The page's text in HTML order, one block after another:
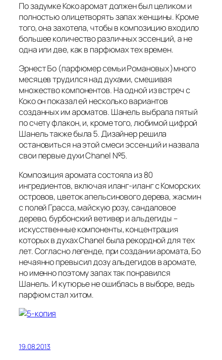
По задумке Коко аромат должен был целиком и
полностью олицетворять запах женщины. Кроме
того, она захотела, чтобы в композицию входило
большее количество различных эссенций, а не
одна или две, как в парфюмах тех времен.
Эрнест Бо (парфюмер семьи Романовых )много
месяцев трудился над духами, смешивая
множество компонентов. На одной из встреч с
Коко он показал ей несколько вариантов
созданных им ароматов. Шанель выбрала пятый
по счету флакон, и, кроме того, любимой цифрой
Шанель также была 5. Дизайнер решила
остановиться на этой смеси эссенций и назвала
свои первые духи Chanel №5.
Композиция аромата состояла из 80
ингредиентов, включая иланг-иланг с Коморских
островов, цветок апельсинового дерева, жасмин
с полей Грасса, майскую розу, сандаловое
дерево, бурбонский ветивер и альдегиды –
искусственные компоненты, концентрация
которых в духах Chanel была рекордной для тех
лет. Согласно легенде, при создании аромата, Бо
нечаянно превысил дозу альдегидов в аромате,
но именно поэтому запах так понравился
Шанель. И кутюрье не ошиблась в выборе, ведь
парфюм стал хитом.
19.08.2013